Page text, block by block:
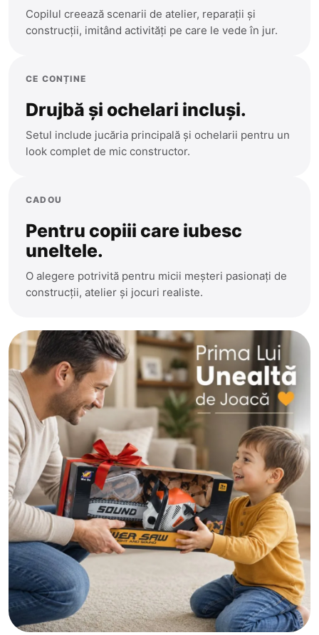
Copilul creează scenarii de atelier, reparații și
construcții, imitând activități pe care le vede în jur.
CE CONȚINE
Drujbă și ochelari incluși.
Setul include jucăria principală și ochelarii pentru un
look complet de mic constructor.
CADOU
Pentru copiii care iubesc
uneltele.
O alegere potrivită pentru micii meșteri pasionați de
construcții, atelier și jocuri realiste.